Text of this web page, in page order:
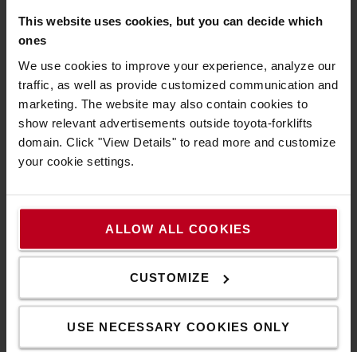
This website uses cookies, but you can decide which
ones
We use cookies to improve your experience, analyze our
traffic, as well as provide customized communication and
marketing. The website may also contain cookies to
show relevant advertisements outside toyota-forklifts
domain. Click "View Details" to read more and customize
your cookie settings.
ALLOW ALL COOKIES
CUSTOMIZE
USE NECESSARY COOKIES ONLY
Automata tároló és kiszolgáló
tárolási megoldást kínál Toyota
raklaptároló kocsik és automatizált
tolóoszlopos targoncák alkalmazásával,
amely akár 80%-os területmegtakarítást
is lehetővé tehet.
Raklapos áru padlószintű tárolása